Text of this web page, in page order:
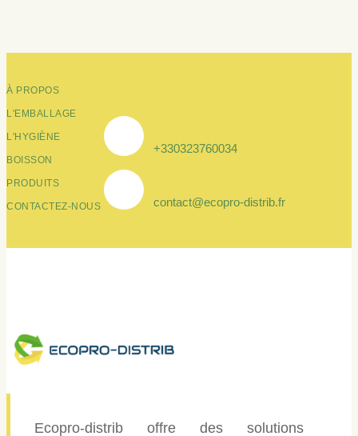
À PROPOS
L'EMBALLAGE
L'HYGIÈNE
BOISSON
PRODUITS
CONTACTEZ-NOUS
+330323760034
contact@ecopro-distrib.fr
Ecopro-distrib offre des solutions